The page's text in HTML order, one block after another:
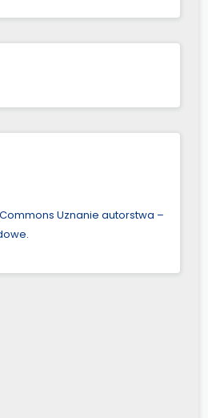
Uznanie autorstwa –
.